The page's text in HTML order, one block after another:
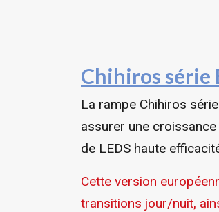
Chihiros série
La rampe Chihiros
assurer une
de LEDS haute
Cette version
transitions jour/nuit,